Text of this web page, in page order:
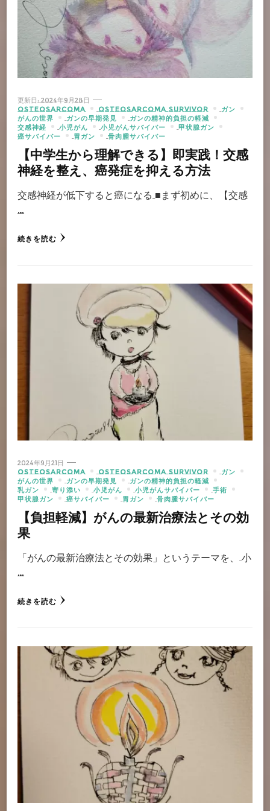
更新日:2024年9月28日
OSTEOSARCOMA
OSTEOSARCOMA SURVIVOR
ガン
がんの世界
ガンの早期発見
ガンの精神的負担の軽減
交感神経
小児がん 小児がんサバイバー
甲状腺ガン
癌サバイバー
胃ガン 骨肉腫サバイバー
【中学生から理解できる】即実践！交感
神経を整え、癌発症を抑える方法
交感神経が低下すると癌になる ■まず初めに、【交感
…
続きを読む
2024年9月21日
OSTEOSARCOMA
OSTEOSARCOMA SURVIVOR
ガン
がんの世界
ガンの早期発見
ガンの精神的負担の軽減
乳ガン
寄り添い 小児がん 小児がんサバイバー
手術
甲状腺ガン
癌サバイバー 胃ガン 骨肉腫サバイバー
【負担軽減】がんの最新治療法とその効
果
「がんの最新治療法とその効果」というテーマを、 小
…
続きを読む